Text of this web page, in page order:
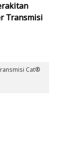
Transmisi
Cat®